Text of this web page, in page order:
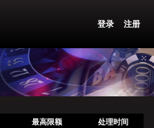
登录 注册
最高限额 处理时间